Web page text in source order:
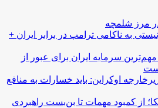
مرز شلمچه
به ناکامی ترامپ در برابر ایران +
سرمایه ایران برای عبور از
اوکراین: باید خسارات به منافع
از کمبود مهمات تا بن‌بست راهبردی